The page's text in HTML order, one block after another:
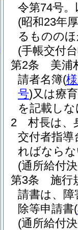
令第74号
(昭和23年
るものの
(手帳交付
第2条
美浦
請者名簿(
号)又は療
を記載し
2
村長は、
交付者指導
ればなら
(通所給付
第3条
施行
請書は、障
除等申請書(
(通所給付